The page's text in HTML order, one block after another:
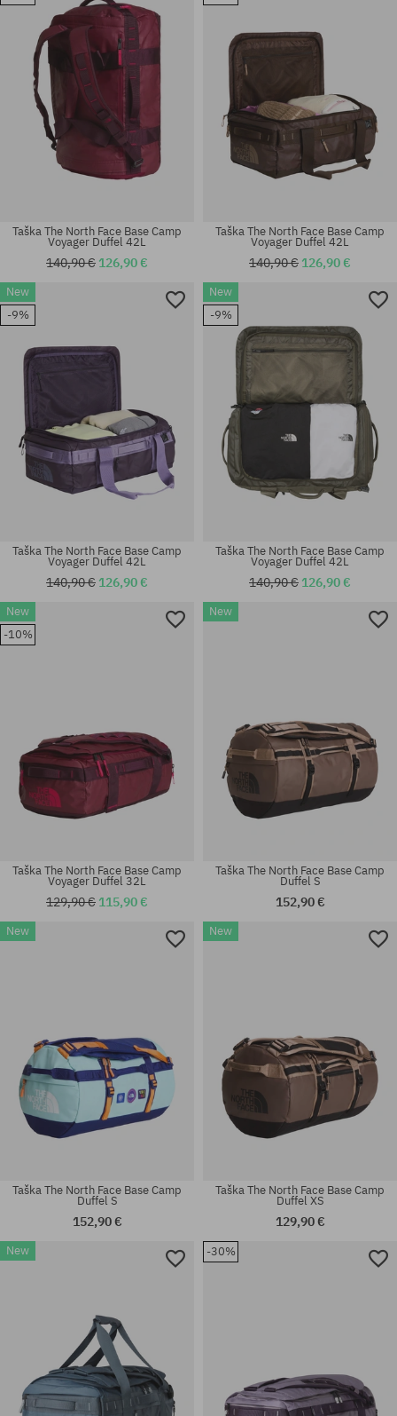
univerzálna veľkosť univerzálna veľkosť
univerzálna veľkosť
Taška The North Face Base Camp
Voyager Duffel 42L
140,90 € 126,90 €
Taška The North Face Base Camp
Voyager Duffel 42L
140,90 € 126,90 €
New
-9%
Taška The North Face Base Camp
Voyager Duffel 42L
140,90 € 126,90 €
New
-9%
Taška The North Face Base Camp
Voyager Duffel 42L
140,90 € 126,90 €
New
-10%
Taška The North Face Base Camp
Voyager Duffel 32L
129,90 € 115,90 €
New
Taška The North Face Base Camp
Duffel S
152,90 €
New
Taška The North Face Base Camp
Duffel S
152,90 €
New
Taška The North Face Base Camp
Duffel XS
129,90 €
New -30%